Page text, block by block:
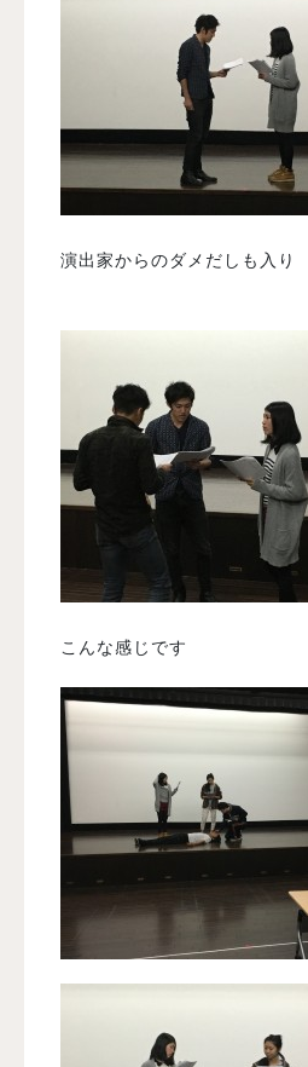
演出家からのダメだしも入り
こんな感じです